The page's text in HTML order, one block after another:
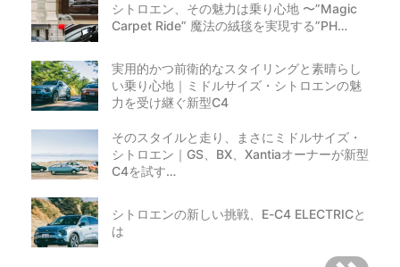
シトロエン、その魅力は乗り心地 〜”Magic
Carpet Ride” 魔法の絨毯を実現する”PH…
実用的かつ前衛的なスタイリングと素晴らし
い乗り心地｜ミドルサイズ・シトロエンの魅
力を受け継ぐ新型C4
そのスタイルと走り、まさにミドルサイズ・
シトロエン｜GS、BX、Xantiaオーナーが新型
C4を試す…
シトロエンの新しい挑戦、E-C4 ELECTRICと
は